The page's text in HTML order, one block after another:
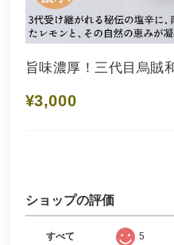
旨味濃厚！三代目烏賊
¥3,000
ショップの評価
すべて 5